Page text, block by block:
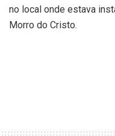
no local onde estava
Morro do Cristo.